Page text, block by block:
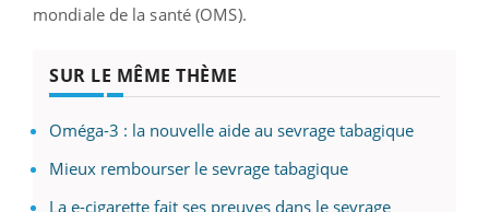
mondiale de la santé (OMS).
SUR LE MÊME THÈME
Oméga-3 : la nouvelle aide au sevrage tabagique
Mieux rembourser le sevrage tabagique
La e-cigarette fait ses preuves dans le sevrage